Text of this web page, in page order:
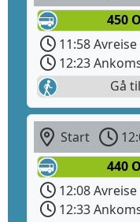
450
11:58
12:23
Gå
Start
440
12:08
12:33